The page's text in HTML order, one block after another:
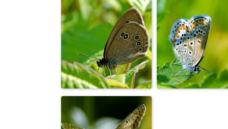
Бабочка
подалирий
Бабочка
павлиний